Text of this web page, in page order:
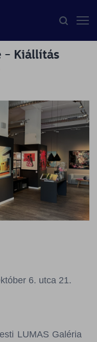
- Kiállítás
6. utca 21.
LUMAS Galéria